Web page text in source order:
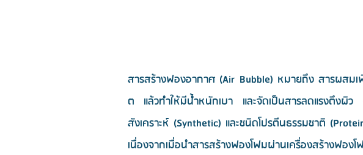
สารสร้างฟองอากาศ (Air Bubble) หมายถึง สารผสมเ
ต แล้วทำให้มีน้ำหนักเบา และจัดเป็นสารลดแรงตึงผิ
สังเคราะห์ (Synthetic) และชนิดโปรตีนธรรมชาติ
เนื่องจากเมื่อนำสารสร้างฟองโฟมผ่านเครื่องสร้างฟ